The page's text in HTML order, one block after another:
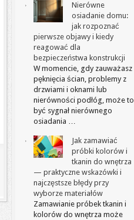
Nierówne
osiadanie domu:
jak rozpoznać
pierwsze objawy i kiedy
reagować dla
bezpieczeństwa konstrukcji
W momencie, gdy zauważasz
pęknięcia ścian, problemy z
drzwiami i oknami lub
nierówności podłóg, może to
być sygnał nierównego
osiadania …
Jak zamawiać
próbki kolorów i
tkanin do wnętrza
— praktyczne wskazówki i
najczęstsze błędy przy
wyborze materiałów
Zamawianie próbek tkanin i
kolorów do wnętrza może